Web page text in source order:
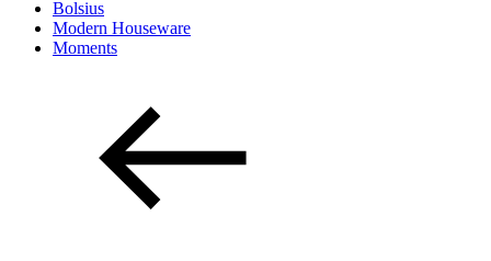
Bolsius
Modern Houseware
Moments